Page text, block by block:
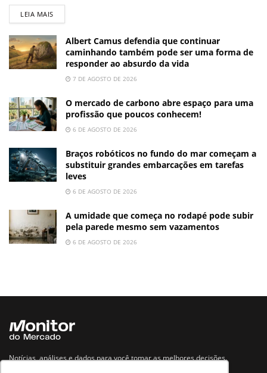
LEIA MAIS
Albert Camus defendia que continuar
caminhando também pode ser uma forma de
responder ao absurdo da vida
7 DE AGOSTO DE 2026
O mercado de carbono abre espaço para uma
profissão que poucos conhecem!
6 DE AGOSTO DE 2026
Braços robóticos no fundo do mar começam a
substituir grandes embarcações em tarefas
leves
6 DE AGOSTO DE 2026
A umidade que começa no rodapé pode subir
pela parede mesmo sem vazamentos
6 DE AGOSTO DE 2026
Notícias, análises e dados para você tomar as melhores decisões.